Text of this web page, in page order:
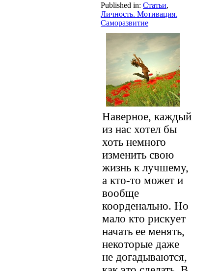
Published in: Статьи,
Личность. Мотивация.
Саморазвитие
Наверное, каждый
из нас хотел бы
хоть немного
изменить свою
жизнь к лучшему,
а кто-то может и
вообще
коорденально. Но
мало кто рискует
начать ее менять,
некоторые даже
не догадываются,